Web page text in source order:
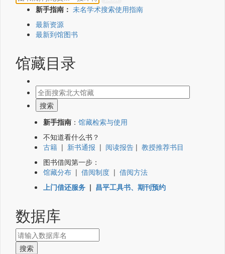
新手指南： 未名学术搜索使用指南
最新资源
最新到馆图书
馆藏目录
新手指南 ： 馆藏检索与使用
不知道看什么书？
古籍 | 新书通报 | 阅读报告 | 教授推荐书目
图书借阅第一步：
馆藏分布 | 借阅制度 | 借阅方法
上门借还服务 | 昌平工具书、期刊预约
数据库